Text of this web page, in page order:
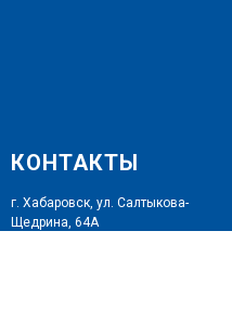
КОНТАКТЫ
г. Хабаровск, ул. Салтыкова-
Щедрина, 64А